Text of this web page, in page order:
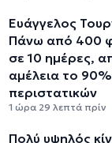
Ευάγγελος
Πάνω από 400
σε 10 ημέρες,
αμέλεια το
περιστατικών
1 ώρα 29 λεπτά πρίν
Πολύ υψηλός